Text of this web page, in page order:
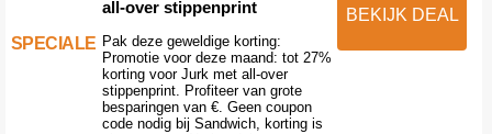
SPECIALE
all-over stippenprint
Pak deze geweldige korting:
Promotie voor deze maand: tot 27%
korting voor Jurk met all-over
stippenprint. Profiteer van grote
besparingen van €. Geen coupon
code nodig bij Sandwich, korting is
BEKIJK DEAL